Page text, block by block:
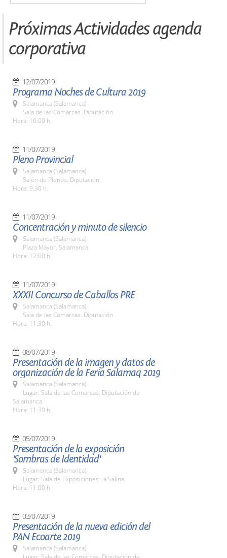
Próximas Actividades agenda
corporativa
12/07/2019
Programa Noches de Cultura 2019
Salamanca (Salamanca)
Sala de las Comarcas. Diputación
Hora: 10:00 h.
11/07/2019
Pleno Provincial
Salamanca (Salamanca)
Salón de Plenos. Diputación
Hora: 9:30 h.
11/07/2019
Concentración y minuto de silencio
Salamanca (Salamanca)
Plaza Mayor. Salamanca
Hora: 12:00 h.
11/07/2019
XXXII Concurso de Caballos PRE
Salamanca (Salamanca)
Sala de las Comarcas. Diputación
Hora: 11:30 h.
08/07/2019
Presentación de la imagen y datos de
organización de la Feria Salamaq 2019
Salamanca (Salamanca)
Lugar: Sala de las Comarcas. Diputación de
Salamanca
Hora: 11:30 h.
05/07/2019
Presentación de la exposición
'Sombras de Identidad'
Salamanca (Salamanca)
Lugar: Sala de Exposiciones La Salina
Hora: 11:00 h.
03/07/2019
Presentación de la nueva edición del
PAN Ecoarte 2019
Salamanca (Salamanca)